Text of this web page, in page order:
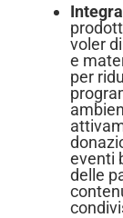
voler
e
per
eventi
delle